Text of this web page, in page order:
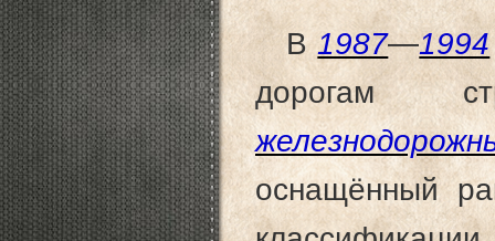
В1987—1994
дорогам
оснащённый